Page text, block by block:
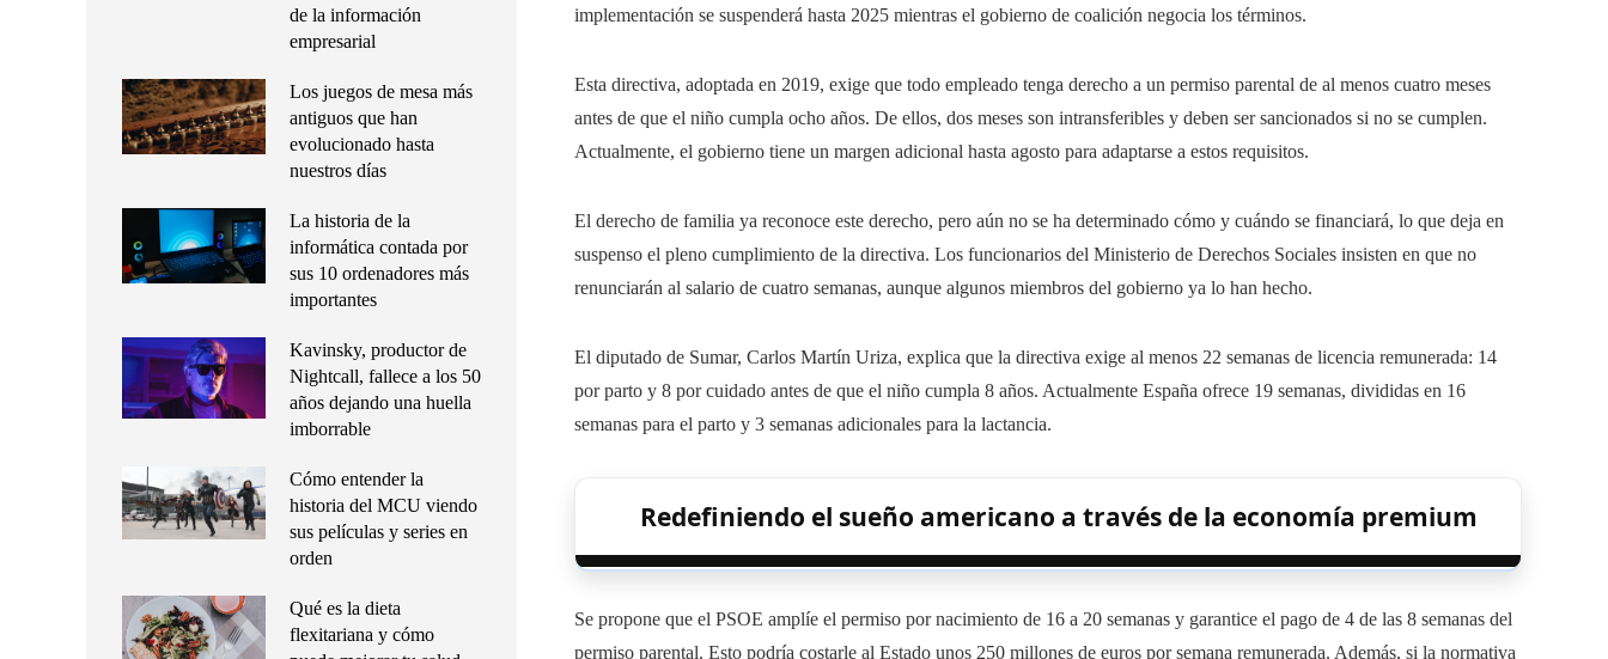
implementación se suspenderá hasta 2025 mientras el gobierno de coalición negocia los términos.
Esta directiva, adoptada en 2019, exige que todo empleado tenga derecho a un permiso parental de al menos cuatro meses
antes de que el niño cumpla ocho años. De ellos, dos meses son intransferibles y deben ser sancionados si no se cumplen.
Actualmente, el gobierno tiene un margen adicional hasta agosto para adaptarse a estos requisitos.
El derecho de familia ya reconoce este derecho, pero aún no se ha determinado cómo y cuándo se financiará, lo que deja en
suspenso el pleno cumplimiento de la directiva. Los funcionarios del Ministerio de Derechos Sociales insisten en que no
renunciarán al salario de cuatro semanas, aunque algunos miembros del gobierno ya lo han hecho.
El diputado de Sumar, Carlos Martín Uriza, explica que la directiva exige al menos 22 semanas de licencia remunerada: 14
por parto y 8 por cuidado antes de que el niño cumpla 8 años. Actualmente España ofrece 19 semanas, divididas en 16
semanas para el parto y 3 semanas adicionales para la lactancia.
Redefiniendo el sueño americano a través de la economía premium
Se propone que el PSOE amplíe el permiso por nacimiento de 16 a 20 semanas y garantice el pago de 4 de las 8 semanas del
permiso parental. Esto podría costarle al Estado unos 250 millones de euros por semana remunerada. Además, si la normativa
de la información
empresarial
Los juegos de mesa más
antiguos que han
evolucionado hasta
nuestros días
La historia de la
informática contada por
sus 10 ordenadores más
importantes
Kavinsky, productor de
Nightcall, fallece a los 50
años dejando una huella
imborrable
Cómo entender la
historia del MCU viendo
sus películas y series en
orden
Qué es la dieta
flexitariana y cómo